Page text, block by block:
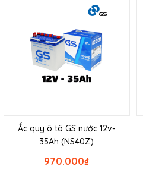
Ắc quy ô tô GS nước 12v-
35Ah (NS40Z)
₫
970.000